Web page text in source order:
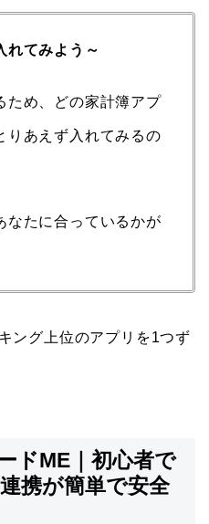
れてみよう～
ため、どの家計簿アプ
りあえず入れてみるの
なたに合っているかが
ング上位のアプリを1つず
ドME｜初心者で
携が簡単で安全